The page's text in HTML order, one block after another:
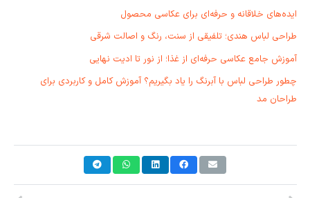
ایده‌های خلاقانه و حرفه‌ای برای عکاسی محصول
طراحی لباس هندی؛ تلفیقی از سنت، رنگ و اصالت شرقی
آموزش جامع عکاسی حرفه‌ای از غذا؛ از نور تا ادیت نهایی
چطور طراحی لباس با آبرنگ را یاد بگیریم؟ آموزش کامل و کاربردی برای
طراحان مد